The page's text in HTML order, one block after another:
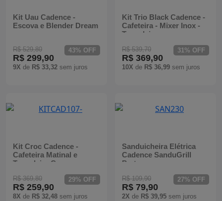
Kit Uau Cadence -
Escova e Blender Dream
R$ 529,80
R$ 299,90
9X de R$ 33,32 sem juros
43% OFF
Kit Trio Black Cadence -
Cafeteira - Mixer Inox -
Torradeira
R$ 539,70
R$ 369,90
10X de R$ 36,99 sem juros
31% OFF
Kit Croc Cadence -
Cafeteira Matinal e
Torradeira Croc
R$ 369,80
R$ 259,90
8X de R$ 32,48 sem juros
29% OFF
Sanduicheira Elétrica
Cadence SanduGrill
Preta
R$ 109,90
R$ 79,90
2X de R$ 39,95 sem juros
27% OFF